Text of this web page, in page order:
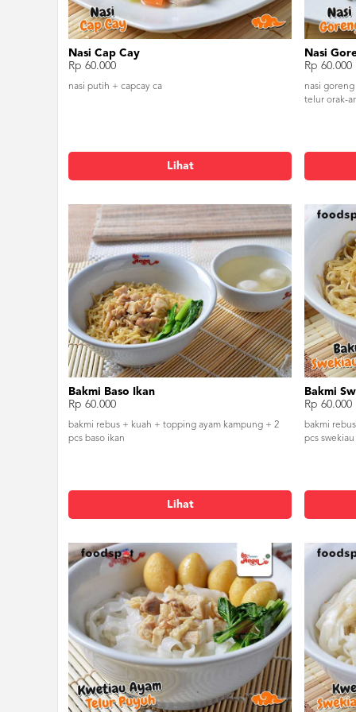
Nasi Cap Cay
Rp 60.000
nasi putih + capcay ca
Lihat
Nasi
Rp 60.000
nasi
telur orak-
Bakmi Baso Ikan
Rp 60.000
bakmi rebus + kuah + topping ayam kampung + 2
pcs baso ikan
Lihat
Bakmi
Rp 60.000
bakmi
pcs